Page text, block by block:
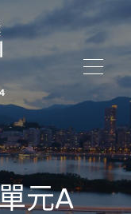
元A